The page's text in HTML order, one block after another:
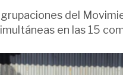
del
en las 15